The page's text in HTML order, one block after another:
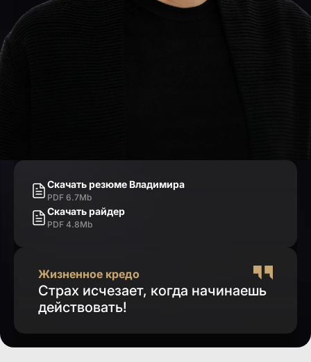
Скачать резюме Владимира
PDF 6.7Mb
Скачать райдер
PDF 4.8Mb
Жизненное кредо
Страх исчезает, когда начинаешь
действовать!